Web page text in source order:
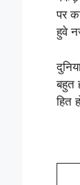
पर
हुवे
बहुत
हित